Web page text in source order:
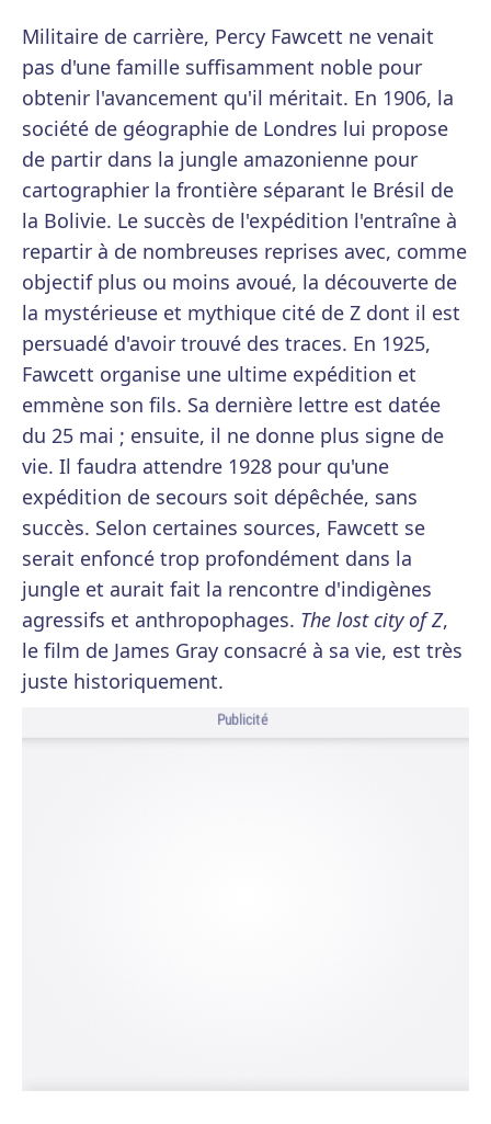
Militaire de carrière, Percy Fawcett ne venait
pas d'une famille suffisamment noble pour
obtenir l'avancement qu'il méritait. En 1906, la
société de géographie de Londres lui propose
de partir dans la jungle amazonienne pour
cartographier la frontière séparant le Brésil de
la Bolivie. Le succès de l'expédition l'entraîne à
repartir à de nombreuses reprises avec, comme
objectif plus ou moins avoué, la découverte de
la mystérieuse et mythique cité de Z dont il est
persuadé d'avoir trouvé des traces. En 1925,
Fawcett organise une ultime expédition et
emmène son fils. Sa dernière lettre est datée
du 25 mai ; ensuite, il ne donne plus signe de
vie. Il faudra attendre 1928 pour qu'une
expédition de secours soit dépêchée, sans
succès. Selon certaines sources, Fawcett se
serait enfoncé trop profondément dans la
jungle et aurait fait la rencontre d'indigènes
agressifs et anthropophages. The lost city of Z,
le film de James Gray consacré à sa vie, est très
juste historiquement.
Publicité